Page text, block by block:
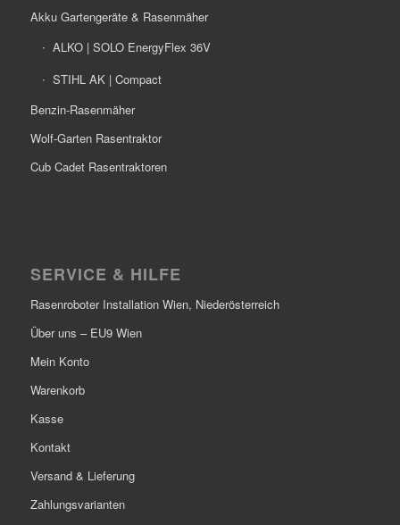
Akku Gartengeräte & Rasenmäher
ALKO | SOLO EnergyFlex 36V
STIHL AK | Compact
Benzin-Rasenmäher
Wolf-Garten Rasentraktor
Cub Cadet Rasentraktoren
SERVICE & HILFE
Rasenroboter Installation Wien, Niederösterreich
Über uns – EU9 Wien
Mein Konto
Warenkorb
Kasse
Kontakt
Versand & Lieferung
Zahlungsvarianten